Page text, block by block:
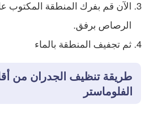
الآن قم بفرك المنطقة المكتوب
الرصاص برفق.
ثم تجفيف المنطقة بالماء
طريقة تنظيف الجدران من
الفلوماستر